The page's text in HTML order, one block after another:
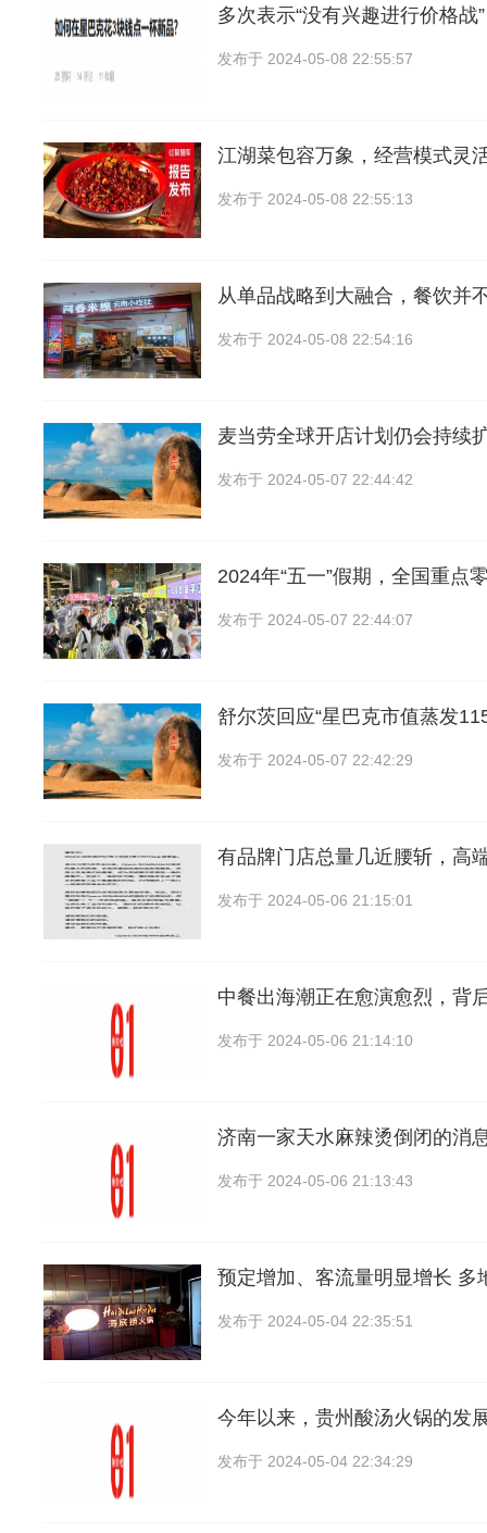
多次表示“没有兴趣进行价格战
发布于 2024-05-08 22:55:57
江湖菜包容万象，经营模式灵
发布于 2024-05-08 22:55:13
从单品战略到大融合，餐饮并
发布于 2024-05-08 22:54:16
麦当劳全球开店计划仍会持续
发布于 2024-05-07 22:44:42
2024年“五一”假期，全国重点
发布于 2024-05-07 22:44:07
舒尔茨回应“星巴克市值蒸发
发布于 2024-05-07 22:42:29
有品牌门店总量几近腰斩，高
发布于 2024-05-06 21:15:01
中餐出海潮正在愈演愈烈，背
发布于 2024-05-06 21:14:10
济南一家天水麻辣烫倒闭的消
发布于 2024-05-06 21:13:43
预定增加、客流量明显增长 多
发布于 2024-05-04 22:35:51
今年以来，贵州酸汤火锅的发
发布于 2024-05-04 22:34:29